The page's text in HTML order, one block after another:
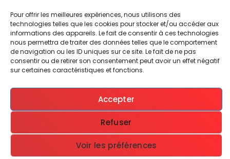
Pour offrir les meilleures expériences, nous utilisons des
technologies telles que les cookies pour stocker et/ou accéder aux
informations des appareils. Le fait de consentir à ces technologies
nous permettra de traiter des données telles que le comportement
de navigation ou les ID uniques sur ce site. Le fait de ne pas
consentir ou de retirer son consentement peut avoir un effet négatif
sur certaines caractéristiques et fonctions.
Accepter
Refuser
Voir les préférences
Copyright © 2026 Agglo Béziers |